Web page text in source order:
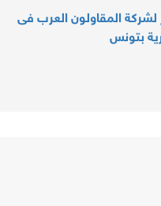
لشركة المقاولون العرب فى
بتونس